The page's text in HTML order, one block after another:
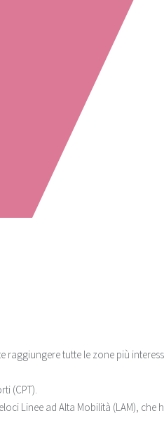
tutte le zone più
(CPT).
Linee ad Alta Mobilità (LAM), che